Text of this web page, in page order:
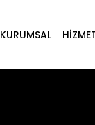
KURUMSAL